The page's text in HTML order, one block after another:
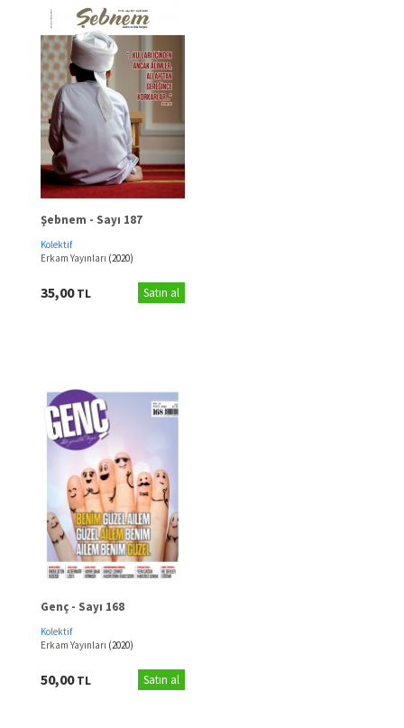
Şebnem - Sayı 187
Kolektif
Erkam Yayınları (2020)
35,00TL Satın al
Genç - Sayı 168
Kolektif
Erkam Yayınları (2020)
50,00TL Satın al